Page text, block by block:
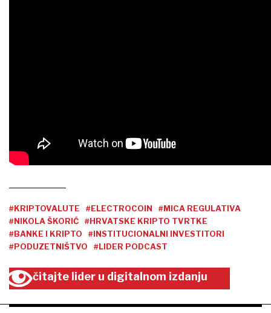
#KRIPTOVALUTE #ELECTROCOIN
#MICA REGULATIVA
#NIKOLA ŠKORIĆ
#HRVATSKE KRIPTO TVRTKE
#BANKE I KRIPTO
#INSTITUCIONALNI INVESTITORI
#PODUZETNIŠTVO
#LIDER PODCAST
čitajte lider u digitalnom izdanju